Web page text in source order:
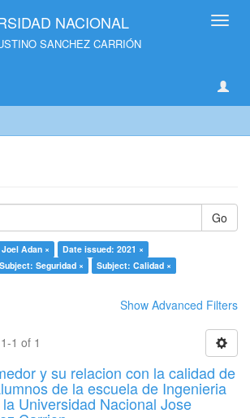
NACIONAL
SANCHEZ CARRIÓN
Go
Adan ×
Date issued: 2021 ×
Subject: Seguridad ×
Subject: Calidad ×
Show Advanced Filters
1 of 1
y su relacion con la calidad de
de la escuela de Ingenieria
Universidad Nacional Jose